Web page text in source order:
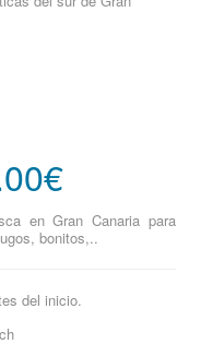
en Gran Canaria para
bonitos,..
del inicio.